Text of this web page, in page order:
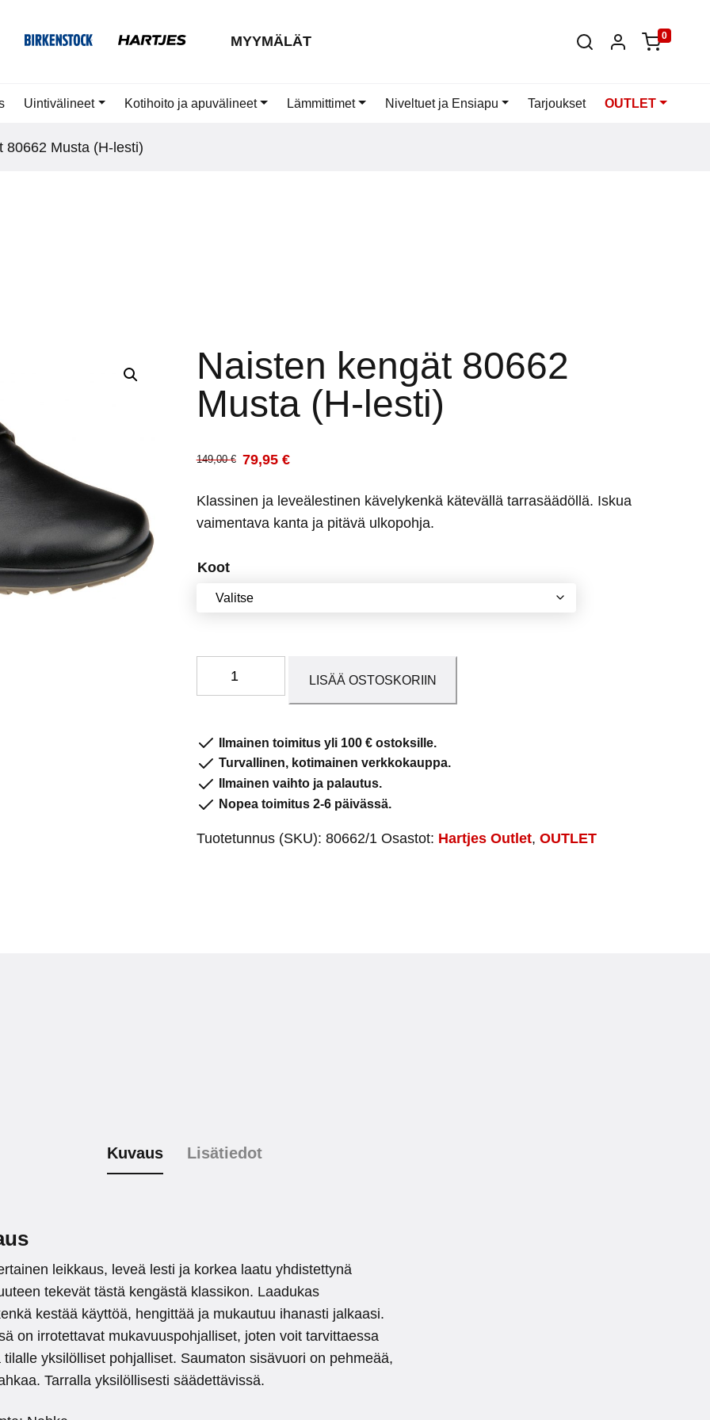
MYYMÄLÄT 0
Uintivälineet Kotihoito ja apuvälineet Lämmittimet Niveltuet ja Ensiapu Tarjoukset OUTLET
Musta (H-lesti)
Naisten kengät 80662
Musta (H-lesti)
149,00€
Alkuperäinen
hinta
oli:
79,95 €
Nykyinen
hinta
on:
Klassinen ja leveälestinen kävelykenkä kätevällä tarrasäädöllä. Iskua
vaimentava kanta ja pitävä ulkopohja.
Koot
(H-
lesti)
määrä
LISÄÄ OSTOSKORIIN
Ilmainen toimitus yli 100 € ostoksille.
Turvallinen, kotimainen verkkokauppa.
Ilmainen vaihto ja palautus.
Nopea toimitus 2-6 päivässä.
Tuotetunnus (SKU): 80662/1 Osastot: Hartjes Outlet, OUTLET
Kuvaus Lisätiedot
leikkaus, leveä lesti ja korkea laatu yhdistettynä
tekevät tästä kengästä klassikon. Laadukas
kestää käyttöä, hengittää ja mukautuu ihanasti jalkaasi.
on irrotettavat mukavuuspohjalliset, joten voit tarvittaessa
tilalle yksilölliset pohjalliset. Saumaton sisävuori on pehmeää,
Tarralla yksilöllisesti säädettävissä.